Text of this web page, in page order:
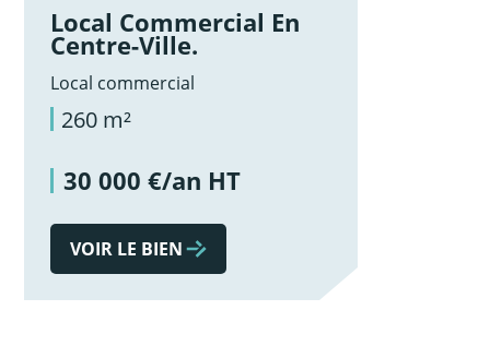
Local Commercial En
Centre-Ville.
Local commercial
260 m²
30 000 €/an HT
VOIR LE BIEN